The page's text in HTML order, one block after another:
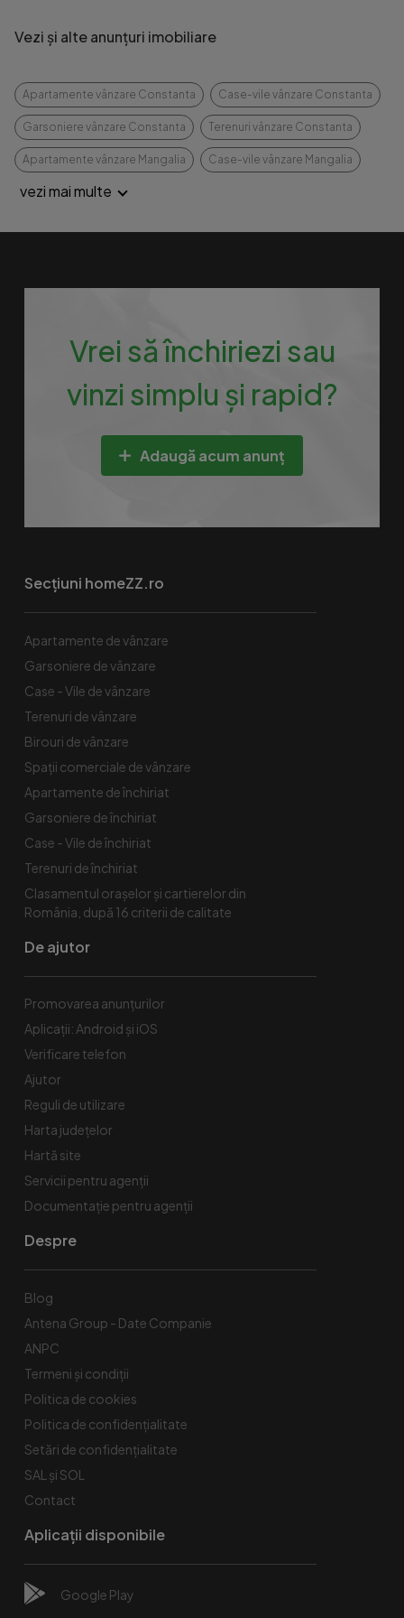
Vezi și alte anunțuri imobiliare
Apartamente vânzare Constanta Case-vile vânzare Constanta
Garsoniere vânzare Constanta Terenuri vânzare Constanta
Apartamente vânzare Mangalia Case-vile vânzare Mangalia
vezi mai multe
Vrei să închiriezi sau
vinzi simplu și rapid?
Adaugă acum anunț
Secțiuni homeZZ.ro
Apartamente de vânzare
Garsoniere de vânzare
Case - Vile de vânzare
Terenuri de vânzare
Birouri de vânzare
Spaţii comerciale de vânzare
Apartamente de închiriat
Garsoniere de închiriat
Case - Vile de închiriat
Terenuri de închiriat
Clasamentul orașelor și cartierelor din
România, după 16 criterii de calitate
De ajutor
Promovarea anunțurilor
Aplicații: Android și iOS
Verificare telefon
Ajutor
Reguli de utilizare
Harta județelor
Hartă site
Servicii pentru agenții
Documentație pentru agenții
Despre
Blog
Antena Group - Date Companie
ANPC
Termeni și condiții
Politica de cookies
Politica de confidențialitate
Setări de confidențialitate
SAL și SOL
Contact
Aplicații disponibile
Google Play